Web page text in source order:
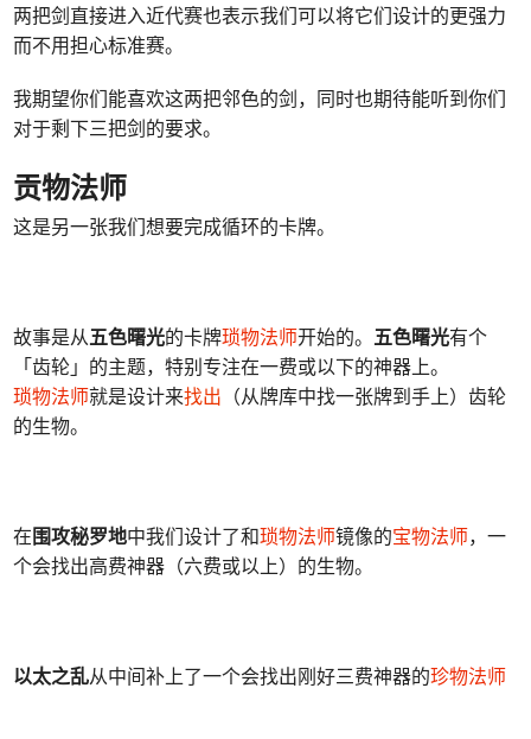
两把剑直接进入近代赛也表示我们可以将它们设计的更强力
而不用担心标准赛。
我期望你们能喜欢这两把邻色的剑，同时也期待能听到你们
对于剩下三把剑的要求。
贡物法师
这是另一张我们想要完成循环的卡牌。
故事是从五色曙光的卡牌琐物法师开始的。 五色曙光有个
「齿轮」的主题，特别专注在一费或以下的神器上。
琐物法师就是设计来找出 （从牌库中找一张牌到手上）齿轮
的生物。
在围攻秘罗地中我们设计了和琐物法师镜像的宝物法师，一
个会找出高费神器（六费或以上）的生物。
以太之乱从中间补上了一个会找出刚好三费神器的珍物法师